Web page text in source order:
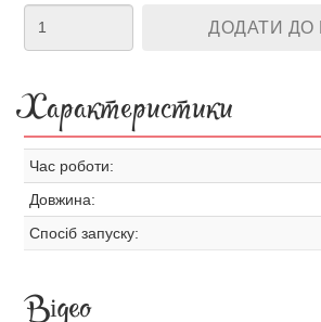
ДОДАТИ ДО
Характеристики
Час роботи:
Довжина:
Спосіб запуску: